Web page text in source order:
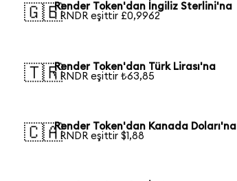
🇬🇧Render Token'dan İngiliz Sterlini'na
1 RNDR eşittir £0,9962
🇹🇷Render Token'dan Türk Lirası'na
1 RNDR eşittir ₺63,85
🇨🇦Render Token'dan Kanada Doları'na
1 RNDR eşittir $1,88